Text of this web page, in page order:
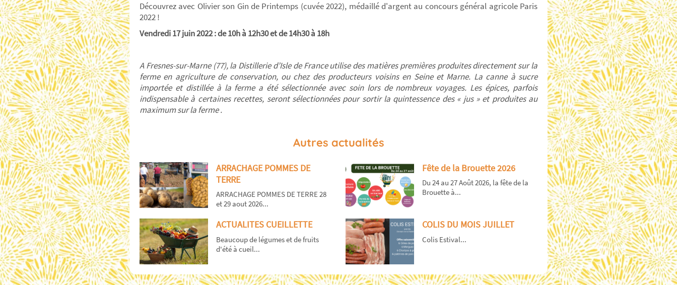
Découvrez avec Olivier son Gin de Printemps (cuvée 2022), médaillé d'argent au concours général agricole Paris
2022 !
Vendredi 17 juin 2022 : de 10h à 12h30 et de 14h30 à 18h
A Fresnes-sur-Marne (77), la Distillerie d’Isle de France utilise des matières premières produites directement sur la
ferme en agriculture de conservation, ou chez des producteurs voisins en Seine et Marne. La canne à sucre
importée et distillée à la ferme a été sélectionnée avec soin lors de nombreux voyages. Les épices, parfois
indispensable à certaines recettes, seront sélectionnées pour sortir la quintessence des « jus » et produites au
maximum sur la ferme .
Autres actualités
ARRACHAGE POMMES DE
TERRE
ARRACHAGE POMMES DE TERRE 28
et 29 aout 2026...
Fête de la Brouette 2026
Du 24 au 27 Août 2026, la fête de la
Brouette à...
ACTUALITES CUEILLETTE
Beaucoup de légumes et de fruits
d'été à cueil...
COLIS DU MOIS JUILLET
Colis Estival...